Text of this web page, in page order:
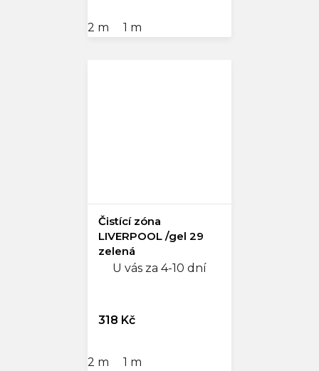
2 m 1 m
Čistící zóna
LIVERPOOL /gel 29
zelená
U vás za 4-10 dní
318 Kč
2 m 1 m